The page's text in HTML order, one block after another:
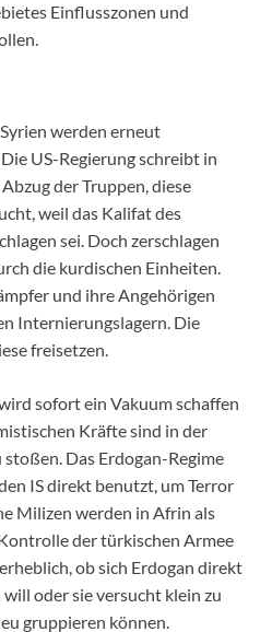
Einflusszonen und
werden erneut
US-Regierung schreibt in
der Truppen, diese
weil das Kalifat des
sei. Doch zerschlagen
die kurdischen Einheiten.
und ihre Angehörigen
Internierungslagern. Die
freisetzen.
sofort ein Vakuum schaffen
Kräfte sind in der
stoßen. Das Erdogan-Regime
IS direkt benutzt, um Terror
Milizen werden in Afrin als
der türkischen Armee
ob sich Erdogan direkt
oder sie versucht klein zu
gruppieren können.